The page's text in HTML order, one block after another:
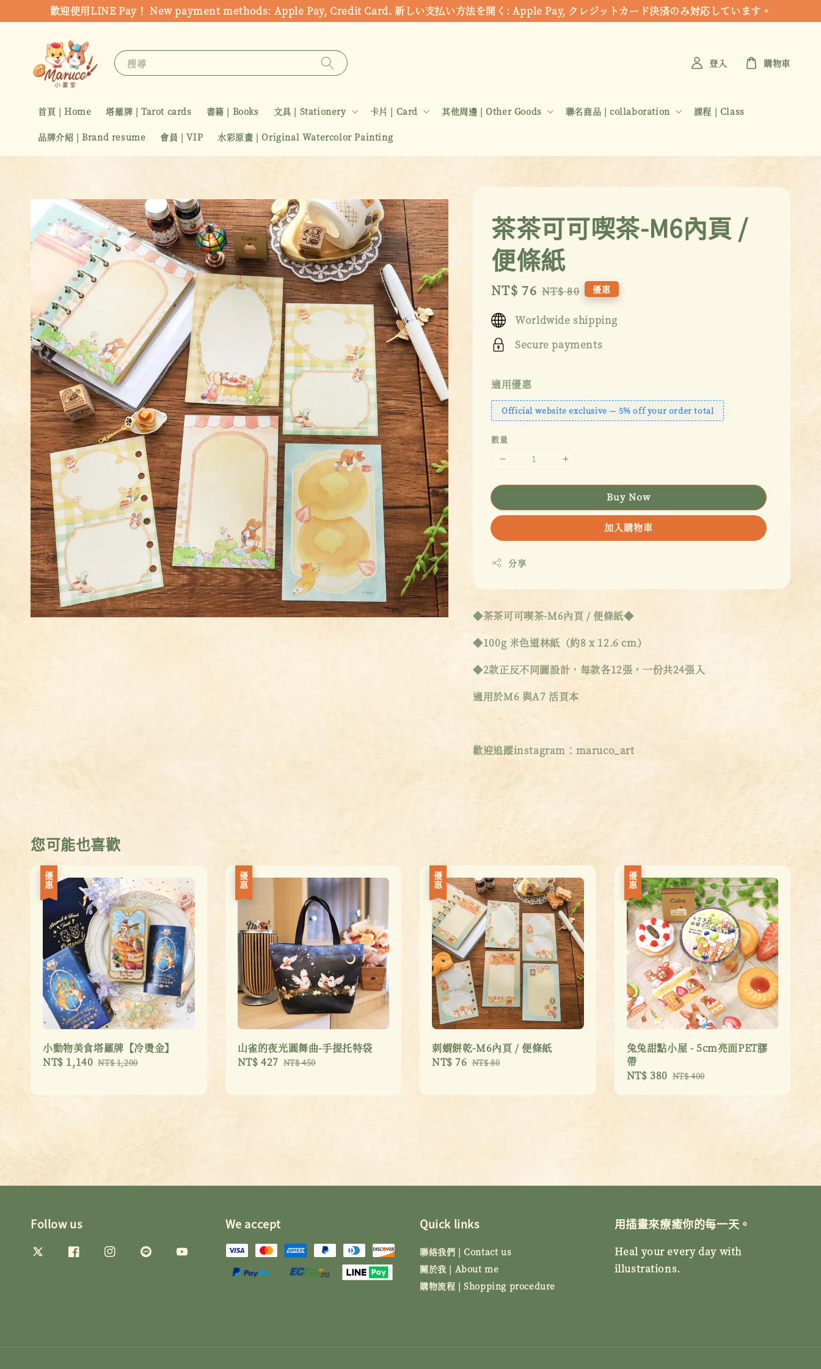
歡迎使用LINE Pay！ New payment methods: Apple Pay, Credit Card. 新しい支払い方法を開く: Apple Pay, クレジットカード決済のみ対応しています。
搜尋
首頁 | Home 塔羅牌 | Tarot cards 書籍 | Books 文具 | Stationery 卡片 | Card 其他周邊 | Other Goods 聯名商品 | collaboration 課程 | Class
品牌介紹 | Brand resume 會員 | VIP 水彩原畫 | Original Watercolor Painting
登入 購物車
茶茶可可喫茶-M6內頁 /
便條紙
Sale
price
NT$ 76 Regular
NT$ 80 優惠
Worldwide shipping
Secure payments
適用優惠
Official website exclusive — 5% off your order total
數量
Buy Now
加入購物車
分享
◆茶茶可可喫茶-M6內頁 / 便條紙◆
◆100g 米色道林紙（約8 x 12.6 cm）
◆2款正反不同圖設計，每款各12張，一份共24張入
適用於M6 與A7 活頁本
歡迎追蹤instagram：maruco_art
您可能也喜歡
優惠
小動物美食塔羅牌【冷燙金】
Sale
NT$ 1,140 Regular
NT$ 1,200
優惠
山雀的夜光圓舞曲-手提托特袋
Sale
NT$ 427 Regular
NT$ 450
優惠
刺蝟餅乾-M6內頁 / 便條紙
Sale
NT$ 76 Regular
NT$ 80
優惠
兔兔甜點小屋 - 5cm亮面PET膠
帶
Sale
NT$ 380 Regular
NT$ 400
Follow us We accept Quick links
聯絡我們 | Contact us
關於我 | About me
購物流程 | Shopping procedure
用插畫來療癒你的每一天。
Heal your every day with
illustrations.